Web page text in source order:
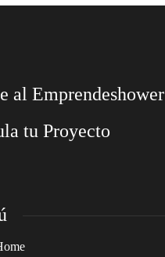
al Emprendeshower
tu Proyecto